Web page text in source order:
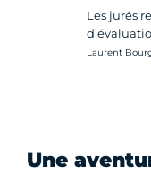
Les jurés
Crédit photo :
Laurent
Une